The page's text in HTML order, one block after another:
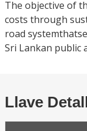
The objective of
costs through
road
Sri Lankan public
Llave